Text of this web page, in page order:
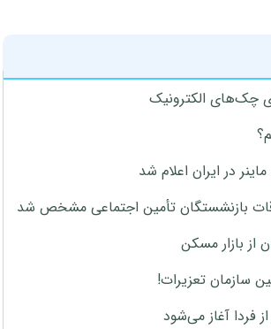
چک‌های الکترونیک
در ایران اعلام شد
بازنشستگان تأمین اجتماعی مشخص شد
از بازار مسکن
سازمان تعزیرات!
آغاز می‌شود